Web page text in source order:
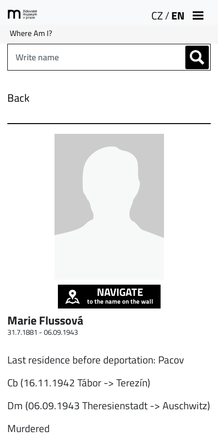
CZ/EN
Where Am I?
Back
NAVIGATE
to the name on the wall
Marie Flussová
31.7.1881 -06.09.1943
Last residence before deportation: Pacov
Cb (16.11.1942 Tábor -> Terezín)
Dm (06.09.1943 Theresienstadt -> Auschwitz)
Murdered